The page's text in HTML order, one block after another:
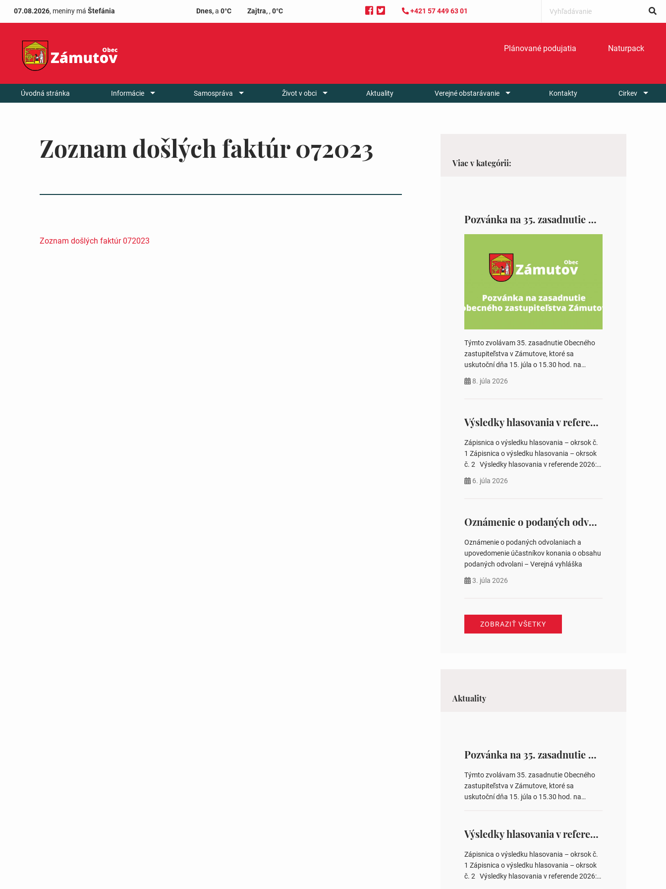
07.08.2026, meniny má Štefánia Dnes, a 0°C Zajtra,, 0°C +421 57 449 63 01
Plánované podujatia Naturpack
Úvodná stránka Informácie Samospráva Život v obci Aktuality Verejné obstarávanie Kontakty Cirkev
Zoznam došlých faktúr 072023
Zoznam došlých faktúr 072023
Viac v kategórii:
Pozvánka na 35. zasadnutie OZ v Zámutove
Týmto zvolávam 35. zasadnutie Obecného
zastupiteľstva v Zámutove, ktoré sa
uskutoční dňa 15. júla o 15.30 hod. na
Schválenie programu rokovania 2.
voľby poslancov obecných zastupiteľstiev,
počtu poslancov obecných zastupiteľstiev v
nich 4. Schválenie odpredaja obecného
pozemku –…
8. júla 2026
Výsledky hlasovania v referende 2026
Zápisnica o výsledku hlasovania – okrsok č.
1 Zápisnica o výsledku hlasovania – okrsok
č. 2 Výsledky hlasovania v referende 2026:
na hlasovaní https://www.volbysr.sk/…
6. júla 2026
Oznámenie o podaných odvolaniach a upovedomenie účastníkov konania o obsahu podaných odvolani – Verejná vyhláška
Oznámenie o podaných odvolaniach a
upovedomenie účastníkov konania o obsahu
podaných odvolani – Verejná vyhláška
3. júla 2026
ZOBRAZIŤ VŠETKY
Aktuality
Pozvánka na 35. zasadnutie OZ v Zámutove
Týmto zvolávam 35. zasadnutie Obecného
zastupiteľstva v Zámutove, ktoré sa
uskutoční dňa 15. júla o 15.30 hod. na
Schválenie návrhovej komisie a overovateľov
zápisnice 3. Určenie volebných obvodov pre
voľby poslancov obecných zastupiteľstiev,
počtu poslancov obecných zastupiteľstiev v
nich 4. Schválenie odpredaja obecného
Výsledky hlasovania v referende 2026
Zápisnica o výsledku hlasovania – okrsok č.
1 Zápisnica o výsledku hlasovania – okrsok
č. 2 Výsledky hlasovania v referende 2026: